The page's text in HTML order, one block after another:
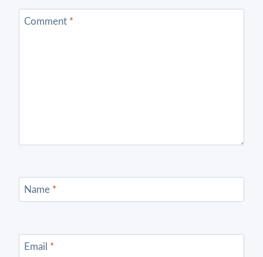
Comment *
Name *
Email *